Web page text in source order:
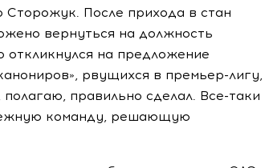
Сторожук. После прихода в стан
вернуться на должность
на предложение
рвущихся в премьер-лигу,
правильно сделал. Все-таки
команду, решающую